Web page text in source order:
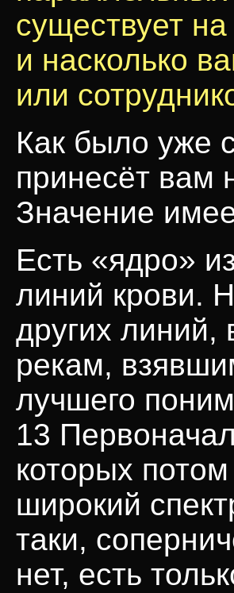
существует
и насколько
или
Как было уже
принесёт вам
Значение
Есть «ядро»
линий крови.
других
рекам,
лучшего
13
которых
широкий
таки,
нет, есть